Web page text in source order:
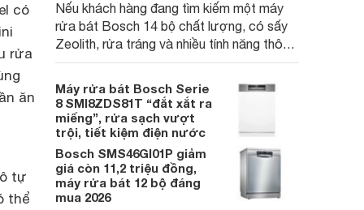
có
rửa
ăn
tự
thể
Nếu khách hàng đang tìm kiếm một máy
rửa bát Bosch 14 bộ chất lượng, có sấy
Zeolith, rửa tráng và nhiều tính năng thông
minh thì SMS6ZCI49E sẽ là lựa chọn rất
Máy rửa bát Bosch Serie
8 SMI8ZDS81T “đắt xắt ra
miếng”, rửa sạch vượt
trội, tiết kiệm điện nước
Bosch SMS46GI01P giảm
giá còn 11,2 triệu đồng,
máy rửa bát 12 bộ đáng
mua 2026